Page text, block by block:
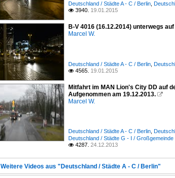
Deutschland / Städte A - C / Berlin
 3940. 19.01.2015
B-V 4016 (16.12.2014) unterwegs
Marcel W.
Deutschland / Städte A - C / Berlin
 4565. 19.01.2015
Mitfahrt im MAN Lion's City DD auf
Aufgenommen am 19.12.2013. 
Marcel W.
Deutschland / Städte A - C / Berlin
Deutschland / Städte G - I /
 4287. 24.12.2013
Weitere Videos aus "Deutschland / Städte A - C / Berlin"